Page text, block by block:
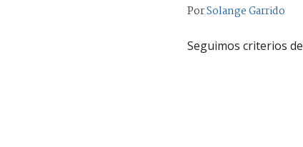
PorSolange Garrido
Seguimos criterios de